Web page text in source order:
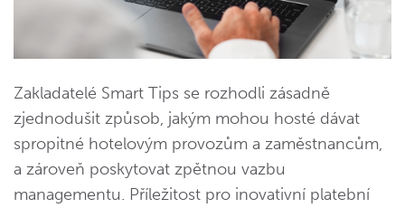
Zakladatelé Smart Tips se rozhodli zásadně
zjednodušit způsob, jakým mohou hosté dávat
spropitné hotelovým provozům a zaměstnancům,
a zároveň poskytovat zpětnou vazbu
managementu. Příležitost pro inovativní platební